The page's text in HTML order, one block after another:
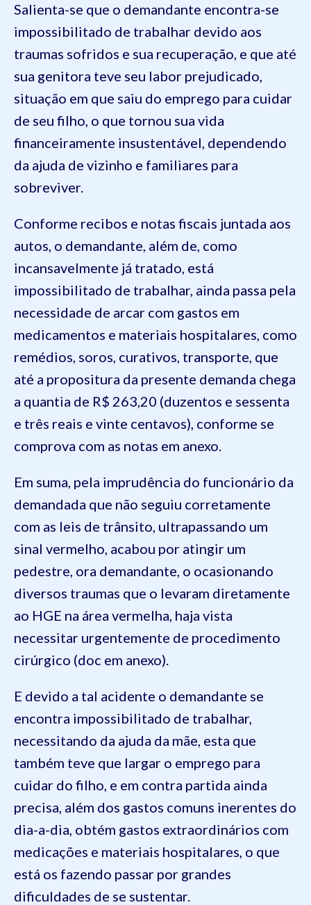
Salienta-se que o demandante encontra-se
impossibilitado de trabalhar devido aos
traumas sofridos e sua recuperação, e que até
sua genitora teve seu labor prejudicado,
situação em que saiu do emprego para cuidar
de seu filho, o que tornou sua vida
financeiramente insustentável, dependendo
da ajuda de vizinho e familiares para
sobreviver.
Conforme recibos e notas fiscais juntada aos
autos, o demandante, além de, como
incansavelmente já tratado, está
impossibilitado de trabalhar, ainda passa pela
necessidade de arcar com gastos em
medicamentos e materiais hospitalares, como
remédios, soros, curativos, transporte, que
até a propositura da presente demanda chega
a quantia de R$ 263,20 (duzentos e sessenta
e três reais e vinte centavos), conforme se
comprova com as notas em anexo.
Em suma, pela imprudência do funcionário da
demandada que não seguiu corretamente
com as leis de trânsito, ultrapassando um
sinal vermelho, acabou por atingir um
pedestre, ora demandante, o ocasionando
diversos traumas que o levaram diretamente
ao HGE na área vermelha, haja vista
necessitar urgentemente de procedimento
cirúrgico (doc em anexo).
E devido a tal acidente o demandante se
encontra impossibilitado de trabalhar,
necessitando da ajuda da mãe, esta que
também teve que largar o emprego para
cuidar do filho, e em contra partida ainda
precisa, além dos gastos comuns inerentes do
dia-a-dia, obtém gastos extraordinários com
medicações e materiais hospitalares, o que
está os fazendo passar por grandes
dificuldades de se sustentar.